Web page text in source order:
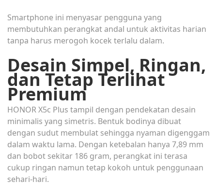
Smartphone ini menyasar pengguna yang
membutuhkan perangkat andal untuk aktivitas harian
tanpa harus merogoh kocek terlalu dalam.
Desain Simpel, Ringan,
dan Tetap Terlihat
Premium
HONOR X5c Plus tampil dengan pendekatan desain
minimalis yang simetris. Bentuk bodinya dibuat
dengan sudut membulat sehingga nyaman digenggam
dalam waktu lama. Dengan ketebalan hanya 7,89 mm
dan bobot sekitar 186 gram, perangkat ini terasa
cukup ringan namun tetap kokoh untuk penggunaan
sehari-hari.